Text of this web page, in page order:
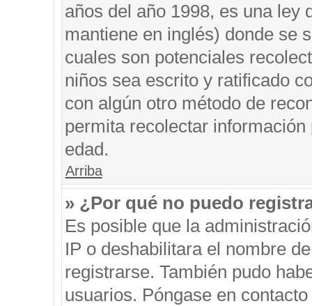
años del año 1998, es una ley
mantiene en inglés) donde se
cuales son potenciales
niños sea escrito y ratificado
con algún otro método de
permita recolectar
edad.
Arriba
» ¿Por qué no puedo
Es posible que la
IP o deshabilitara el nombre
registrarse. También pudo
usuarios. Póngase en